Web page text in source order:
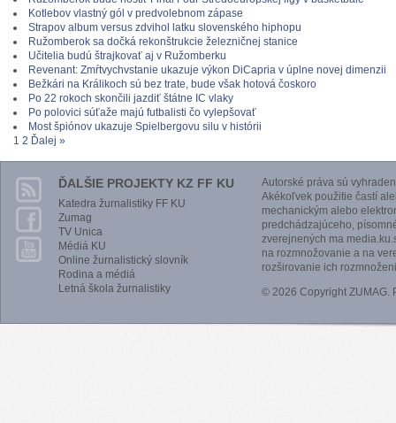
Kotlebov vlastný gól v predvolebnom zápase
Strapov album versus zdvihol latku slovenského hiphopu
Ružomberok sa dočká rekonštrukcie železničnej stanice
Učitelia budú štrajkovať aj v Ružomberku
Revenant: Zmŕtvychvstanie ukazuje výkon DiCapria v úplne novej dimenzii
Bežkári na Králikoch sú bez trate, bude však hotová čoskoro
Po 22 rokoch skončili jazdiť štátne IC vlaky
Po polovici súťaže majú futbalisti čo vylepšovať
Most špiónov ukazuje Spielbergovu silu v histórii
1 2 Ďalej »
ĎALŠIE PROJEKTY KZ FF KU
Katedra žurnalistiky FF KU
Zumag
TV Unica
Médiá KU
Online žurnalistický slovník
Rodina a médiá
Letná škola žurnalistiky
Autorské práva sú
Akékoľvek použitie častí
mechanickým alebo
predchádzajúceho,
zverejnených ma
na rozmnožovanie a na
rozširovanie ich
© 2026 Copyright ZUMAG.